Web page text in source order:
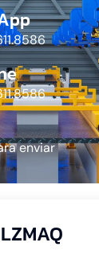
enviar